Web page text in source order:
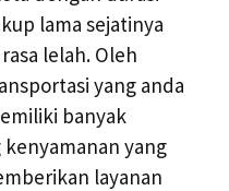
lama sejatinya
lelah. Oleh
yang anda
banyak
yang
layanan